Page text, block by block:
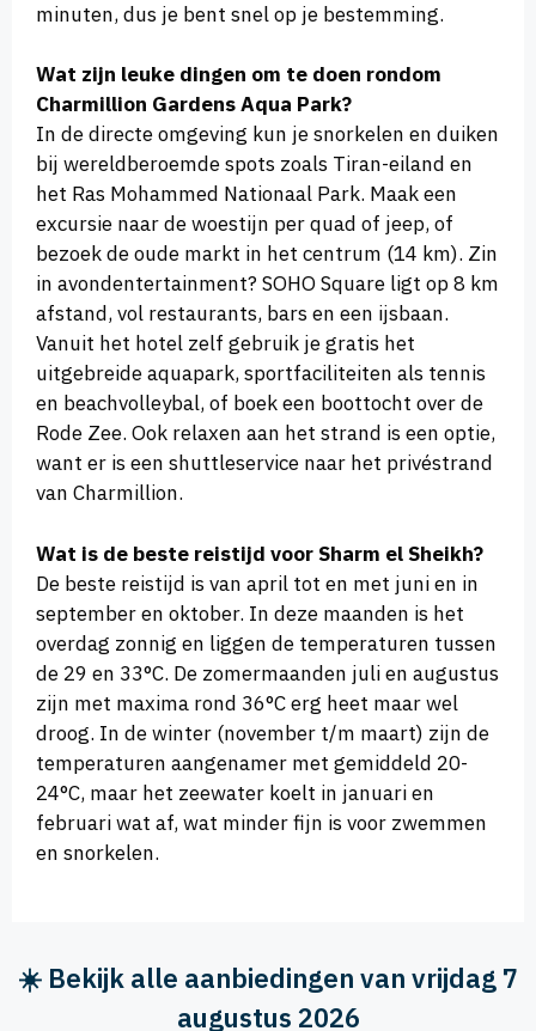
minuten, dus je bent snel op je bestemming.
Wat zijn leuke dingen om te doen rondom
Charmillion Gardens Aqua Park?
In de directe omgeving kun je snorkelen en duiken
bij wereldberoemde spots zoals Tiran-eiland en
het Ras Mohammed Nationaal Park. Maak een
excursie naar de woestijn per quad of jeep, of
bezoek de oude markt in het centrum (14 km). Zin
in avondentertainment? SOHO Square ligt op 8 km
afstand, vol restaurants, bars en een ijsbaan.
Vanuit het hotel zelf gebruik je gratis het
uitgebreide aquapark, sportfaciliteiten als tennis
en beachvolleybal, of boek een boottocht over de
Rode Zee. Ook relaxen aan het strand is een optie,
want er is een shuttleservice naar het privéstrand
van Charmillion.
Wat is de beste reistijd voor Sharm el Sheikh?
De beste reistijd is van april tot en met juni en in
september en oktober. In deze maanden is het
overdag zonnig en liggen de temperaturen tussen
de 29 en 33°C. De zomermaanden juli en augustus
zijn met maxima rond 36°C erg heet maar wel
droog. In de winter (november t/m maart) zijn de
temperaturen aangenamer met gemiddeld 20-
24°C, maar het zeewater koelt in januari en
februari wat af, wat minder fijn is voor zwemmen
en snorkelen.
☀️ Bekijk alle aanbiedingen van vrijdag 7
augustus 2026